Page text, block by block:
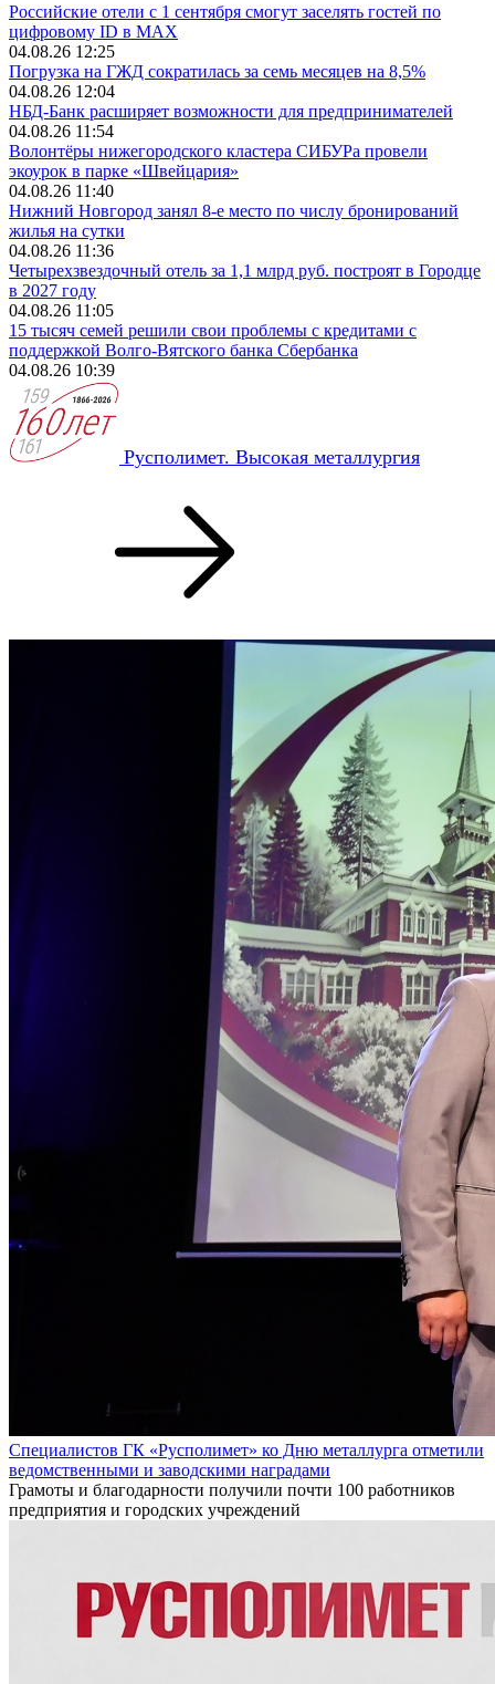
Российские отели с 1 сентября смогут заселять гостей по
цифровому ID в MAX
04.08.26 12:25
Погрузка на ГЖД сократилась за семь месяцев на 8,5%
04.08.26 12:04
НБД-Банк расширяет возможности для предпринимателей
04.08.26 11:54
Волонтёры нижегородского кластера СИБУРа провели
экоурок в парке «Швейцария»
04.08.26 11:40
Нижний Новгород занял 8‑е место по числу бронирований
жилья на сутки
04.08.26 11:36
Четырехзвездочный отель за 1,1 млрд руб. построят в Городце
в 2027 году
04.08.26 11:05
15 тысяч семей решили свои проблемы с кредитами с
поддержкой Волго-Вятского банка Сбербанка
04.08.26 10:39
Русполимет. Высокая металлургия
Специалистов ГК «Русполимет» ко Дню металлурга отметили
ведомственными и заводскими наградами
Грамоты и благодарности получили почти 100 работников
предприятия и городских учреждений